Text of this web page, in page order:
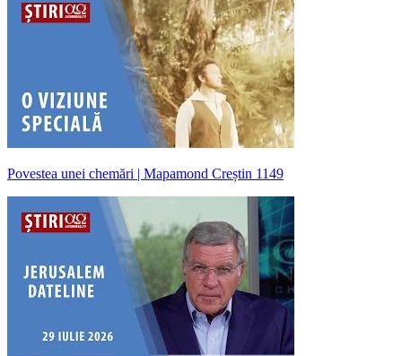
Povestea unei chemări | Mapamond Creștin 1149